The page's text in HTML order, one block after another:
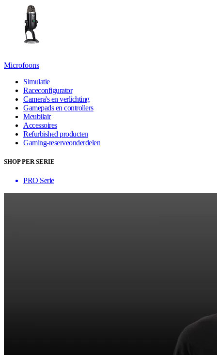
Microfoons
Simulatie
Raceconfigurator
Camera's en verlichting
Gamepads en controllers
Meubilair
Accessoires
Refurbished producten
Gaming-reserveonderdelen
SHOP PER SERIE
PRO Serie